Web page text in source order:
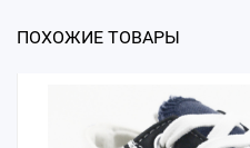
ПОХОЖИЕ ТОВАРЫ